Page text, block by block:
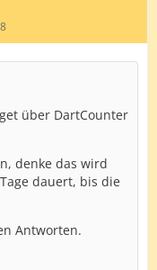
über DartCounter
denke das wird
dauert, bis die
Antworten.